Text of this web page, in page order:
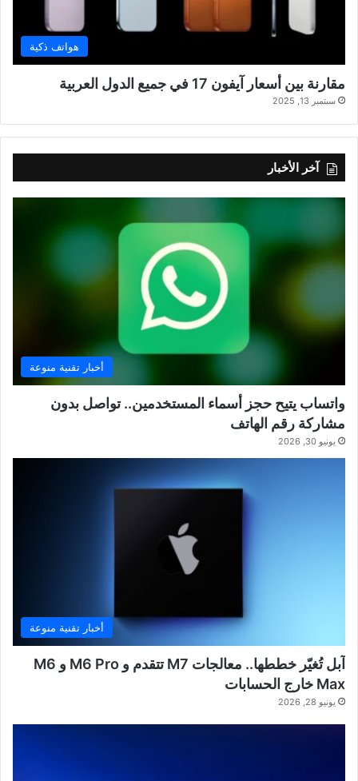
هواتف ذكية
مقارنة بين أسعار آيفون 17 في جميع الدول العربية
سبتمبر 13, 2025
آخر الأخبار
أخبار تقنية منوعة
واتساب يتيح حجز أسماء المستخدمين.. تواصل بدون
مشاركة رقم الهاتف
يونيو 30, 2026
أخبار تقنية منوعة
آبل تُغيّر خططها.. معالجات M7 تتقدم و M6 Pro و M6
Max خارج الحسابات
يونيو 28, 2026